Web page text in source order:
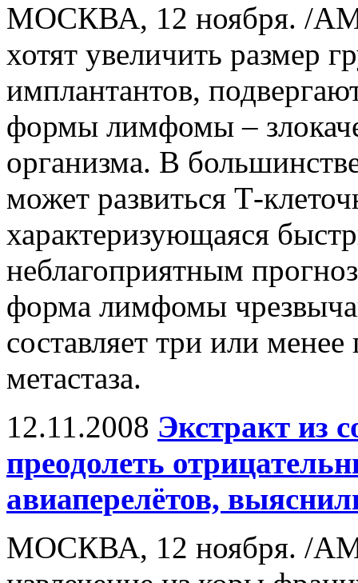
МОСКВА, 12 ноября. /
хотят увеличить размер
имплантантов,
формы лимфомы –
организма. В
может развиться Т-
характеризующаяся
неблагоприятным
форма лимфомы
составляет три или
метастаза.
12.11.2008 Экстракт из
преодолеть
авиаперелётов,
МОСКВА, 12 ноября. /